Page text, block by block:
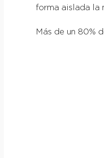
forma aislada la
Más de un 80%